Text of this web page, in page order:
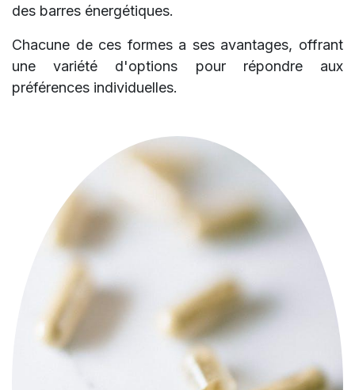
des barres énergétiques.
Chacune de ces formes a ses avantages, offrant
une variété d'options pour répondre aux
préférences individuelles.